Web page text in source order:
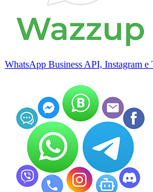
WhatsApp Business API, Instagram e